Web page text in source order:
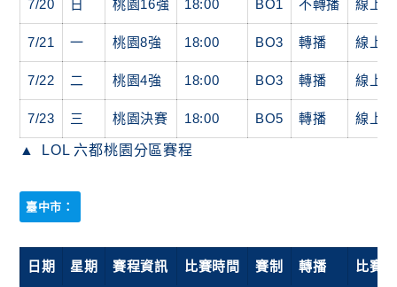
7/20 日 桃園16強 18:00 BO1 不轉播 線上
7/21 一 桃園8強 18:00 BO3 轉播 線上
7/22 二 桃園4強 18:00 BO3 轉播 線上
7/23 三 桃園決賽 18:00 BO5 轉播 線上
LOL 六都桃園分區賽程
臺中市：
日期 星期 賽程資訊 比賽時間 賽制 轉播 比賽